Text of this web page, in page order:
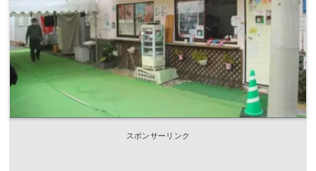
スポンサーリンク